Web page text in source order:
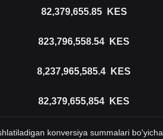
82,379,655.85 KES
823,796,558.54 KES
8,237,965,585.4 KES
82,379,655,854 KES
konversiya summalari bo'yicha